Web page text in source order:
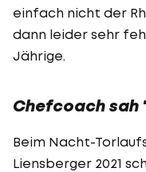
einfach nicht der
dann leider sehr
Jährige.
Chefcoach sah
Beim Nacht-
Liensberger 2021